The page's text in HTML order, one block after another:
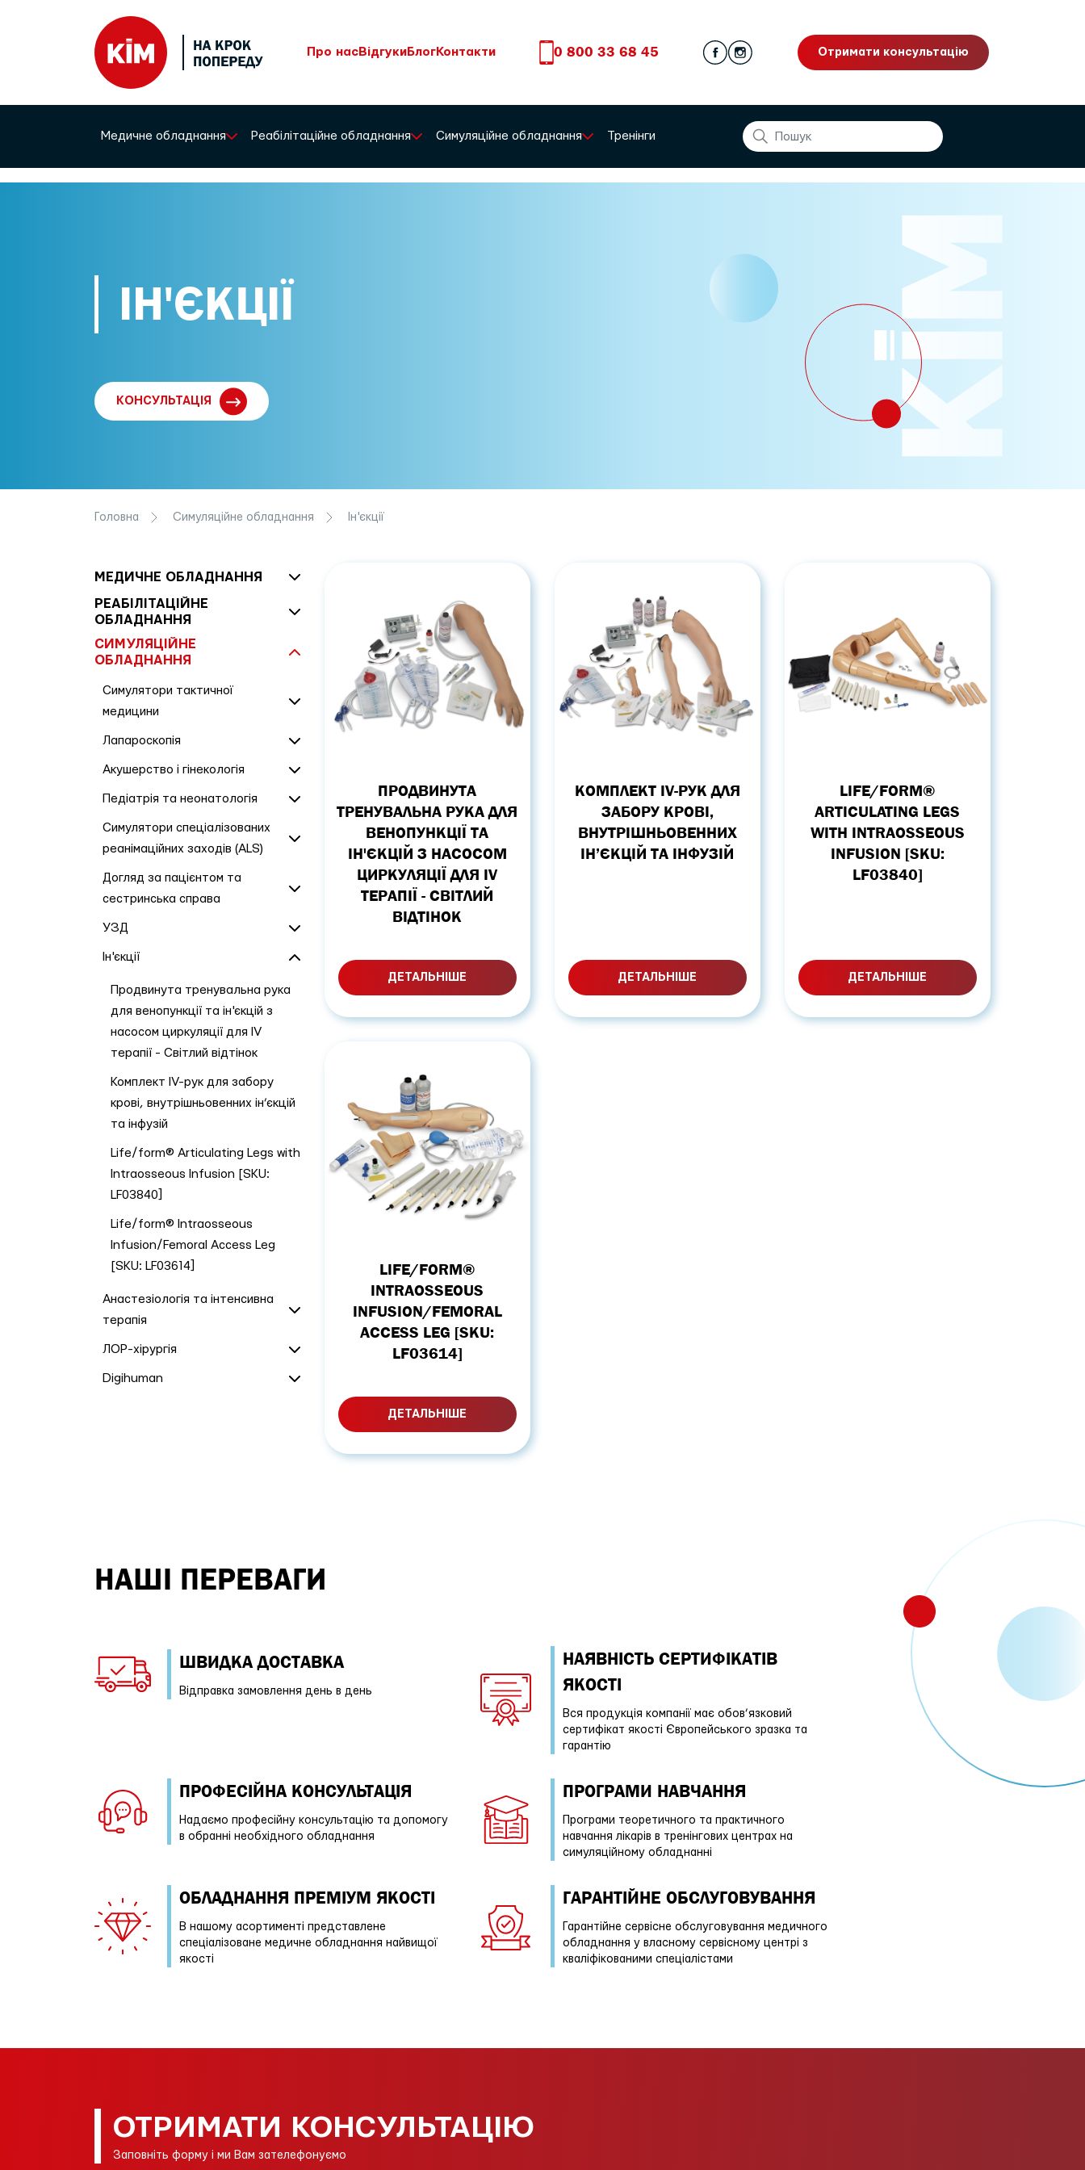
Про нас Відгуки Блог Контакти 0 800 33 68 45 Отримати консультацію
Медичне обладнання Реабілітаційне обладнання Симуляційне обладнання Тренінги
ІН'ЄКЦІЇ
КОНСУЛЬТАЦІЯ
Головна Симуляційне обладнання Ін'єкції
МЕДИЧНЕ ОБЛАДНАННЯ
РЕАБІЛІТАЦІЙНЕ
ОБЛАДНАННЯ
СИМУЛЯЦІЙНЕ
ОБЛАДНАННЯ
Симулятори тактичної
медицини
Лапароскопія
Акушерство і гінекологія
Педіатрія та неонатологія
Симулятори спеціалізованих
реанімаційних заходів (ALS)
Догляд за пацієнтом та
сестринська справа
УЗД
Ін'єкції
Продвинута тренувальна рука
для венопункції та ін'єкцій з
насосом циркуляції для IV
терапії - Світлий відтінок
Комплект IV-рук для забору
крові, внутрішньовенних ін’єкцій
та інфузій
Life/form® Articulating Legs with
Intraosseous Infusion [SKU:
LF03840]
Life/form® Intraosseous
Infusion/Femoral Access Leg
[SKU: LF03614]
Анастезіологія та інтенсивна
терапія
ЛОР-хірургія
Digihuman
ПРОДВИНУТА
ТРЕНУВАЛЬНА РУКА ДЛЯ
ВЕНОПУНКЦІЇ ТА
ІН'ЄКЦІЙ З НАСОСОМ
ЦИРКУЛЯЦІЇ ДЛЯ IV
ТЕРАПІЇ - СВІТЛИЙ
ВІДТІНОК
ДЕТАЛЬНІШЕ
КОМПЛЕКТ IV-РУК ДЛЯ
ЗАБОРУ КРОВІ,
ВНУТРІШНЬОВЕННИХ
ІН’ЄКЦІЙ ТА ІНФУЗІЙ
ДЕТАЛЬНІШЕ
LIFE/FORM®
ARTICULATING LEGS
WITH INTRAOSSEOUS
INFUSION [SKU:
LF03840]
ДЕТАЛЬНІШЕ
LIFE/FORM®
INTRAOSSEOUS
INFUSION/FEMORAL
ACCESS LEG [SKU:
LF03614]
ДЕТАЛЬНІШЕ
НАШІ ПЕРЕВАГИ
ШВИДКА ДОСТАВКА
Відправка замовлення день в день
НАЯВНІСТЬ СЕРТИФІКАТІВ
ЯКОСТІ
Вся продукція компанії має обов’язковий
сертифікат якості Європейського зразка та
гарантію
ПРОФЕСIЙНА КОНСУЛЬТАЦІЯ
Надаємо професійну консультацію та допомогу
в обранні необхідного обладнання
ПРОГРАМИ НАВЧАННЯ
Програми теоретичного та практичного
навчання лікарів в тренінгових центрах на
симуляційному обладнанні
ОБЛАДНАННЯ ПРЕМІУМ ЯКОСТІ
В нашому асортименті представлене
спеціалізоване медичне обладнання найвищої
якості
ГАРАНТІЙНE ОБСЛУГОВУВАННЯ
Гарантійне сервісне обслуговування медичного
обладнання у власному сервісному центрі з
кваліфікованими спеціалістами
ОТРИМАТИ КОНСУЛЬТАЦІЮ
Заповніть форму і ми Вам зателефонуємо